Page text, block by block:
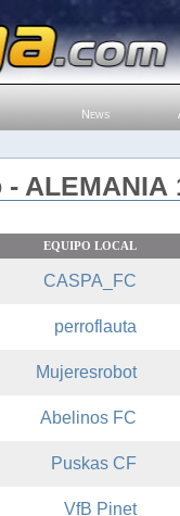
News
ALEMANIA
EQUIPO LOCAL
CASPA_FC
perroflauta
Mujeresrobot
Abelinos FC
Puskas CF
VfB Pinet